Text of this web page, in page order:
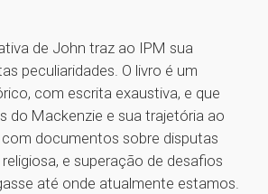
de John traz ao IPM sua
peculiaridades. O livro é um
com escrita exaustiva, e que
do Mackenzie e sua trajetória ao
documentos sobre disputas
e superação de desafios
até onde atualmente estamos.